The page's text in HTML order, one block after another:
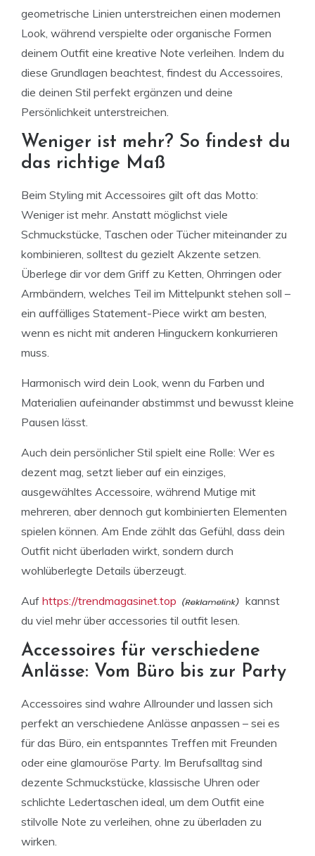
geometrische Linien unterstreichen einen modernen
Look, während verspielte oder organische Formen
deinem Outfit eine kreative Note verleihen. Indem du
diese Grundlagen beachtest, findest du Accessoires,
die deinen Stil perfekt ergänzen und deine
Persönlichkeit unterstreichen.
Weniger ist mehr? So findest du
das richtige Maß
Beim Styling mit Accessoires gilt oft das Motto:
Weniger ist mehr. Anstatt möglichst viele
Schmuckstücke, Taschen oder Tücher miteinander zu
kombinieren, solltest du gezielt Akzente setzen.
Überlege dir vor dem Griff zu Ketten, Ohrringen oder
Armbändern, welches Teil im Mittelpunkt stehen soll –
ein auffälliges Statement-Piece wirkt am besten,
wenn es nicht mit anderen Hinguckern konkurrieren
muss.
Harmonisch wird dein Look, wenn du Farben und
Materialien aufeinander abstimmst und bewusst kleine
Pausen lässt.
Auch dein persönlicher Stil spielt eine Rolle: Wer es
dezent mag, setzt lieber auf ein einziges,
ausgewähltes Accessoire, während Mutige mit
mehreren, aber dennoch gut kombinierten Elementen
spielen können. Am Ende zählt das Gefühl, dass dein
Outfit nicht überladen wirkt, sondern durch
wohlüberlegte Details überzeugt.
Auf https://trendmagasinet.top
kannst
du viel mehr über accessories til outfit lesen.
Accessoires für verschiedene
Anlässe: Vom Büro bis zur Party
Accessoires sind wahre Allrounder und lassen sich
perfekt an verschiedene Anlässe anpassen – sei es
für das Büro, ein entspanntes Treffen mit Freunden
oder eine glamouröse Party. Im Berufsalltag sind
dezente Schmuckstücke, klassische Uhren oder
schlichte Ledertaschen ideal, um dem Outfit eine
stilvolle Note zu verleihen, ohne zu überladen zu
wirken.